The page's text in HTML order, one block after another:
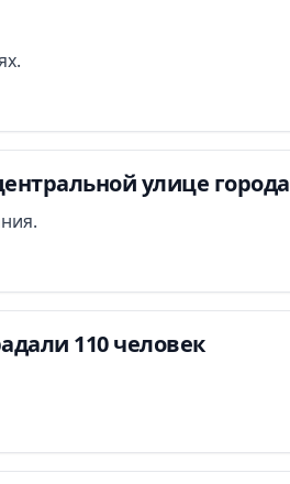
улице города
110 человек